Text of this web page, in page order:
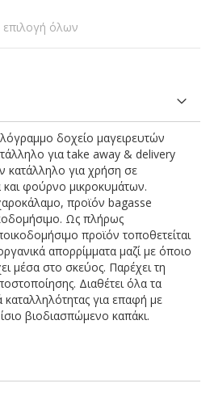
επιλογή όλων
δοχείο μαγειρευτών
για take away & delivery
κατάλληλο για χρήση σε
φούρνο μικροκυμάτων.
προϊόν bagasse
Ως πλήρως
προϊόν τοποθετείται
απορρίμματα μαζί με όποιο
μέσα στο σκεύος. Παρέχει τη
Διαθέτει όλα τα
καταλληλότητας για επαφή με
βιοδιασπώμενο καπάκι.